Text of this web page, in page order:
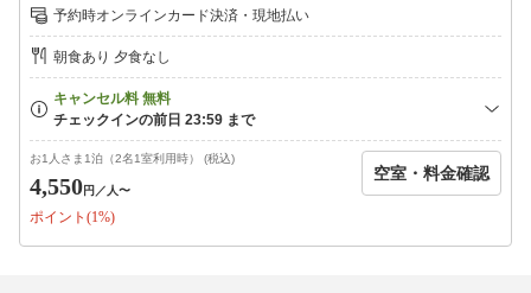
ォシュレット■インターネット無料■全室Wi-Fi完備有線LANもご利用いた
だけます。※LANケーブルはフロントにてご用意しております。■朝食無
料サービス/7:00〜9:00■ご飯・カレー・パン・おかず3〜4種ポテトサラ
ダ・漬物・みそ汁・わかめスープドリンク類・オレンジ・バナナの食べ放
題です。■便利な館内設備■・コインランドリー（有料）※洗剤はフロント
にて販売・電子レンジ1F(朝食コーナー)・４F・７F・８F・枕貸出！（3種
類から選べます）3・6・9F客室廊下■無料駐車場完備■平面駐車場100台
完備・高さ制限無し・24時間出入り自由大型車専用スペースのご利用は事
前に予約が必要です。お電話にてお問い合わせください。■空調について■
客室は一括空調のため風量のみ調整が可能です。客室ごとに冷房・暖房の
切り替えはできませんので予めご了承ください。貸出用の毛布・ヒータ
予約時オンラインカード決済・現地払い
朝食あり 夕食なし
お1人さま1泊（2名1室利用時） (税込)
4,550円 ／人〜
ポイント(1%)
空室・料金確認